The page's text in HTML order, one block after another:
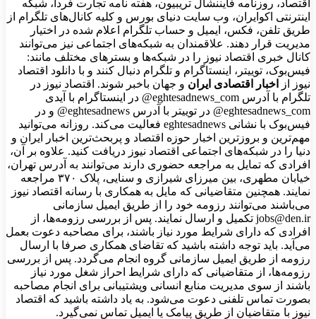
اقتصاد، روزنامه فایننشال تریبیون، هفته نامه تجارت فردا، شبکه
اینترنتی اکوایران، وب سایت دنیای بورس و کلیه کانال‌های تلگرام از
طریق تلفن، فکس، ایمیل و حساب تلگرام اعلام شده در اختیار
مدیریت قرار دهند. علاقمندان به شبکه‎‌های اجتماعی نیز می‌توانند
کانال خبری اقتصاد نیوز را در شبکه‌ها و بسترهای مختلف مانند:
فیس‌بوک، توییتر، اینستاگرام و تلگرام دنبال کنند و با دانلود اقتصاد
نیوز از
اخبار اقتصادی ایران و جهان باخبر شوند. اقتصاد نیوز در
تلگرام با آدرس eghtesadnews_com@ در اینستاگرام با آیدی
eghtesadnews_com@ در توییتر با آدرس eghtesadnews@ و در
فیس‌بوک با نشانی eghtesadnews فعالیت می‌کند. روزانه می‌توانید
مهم‌ترین و بروزترین اخبار حوزه اقتصاد و پربحث‌ترین اخبار ایران و
دنیا را در شبکه‌های اجتماعی اقتصاد نیوز دریافت کنید. علاوه بر آن،
افرادی که تمایل به مراجعه حضوری دارند می‌توانند به آدرس تهران،
خیابان مطهری، بین میرزای شیرازی و سنایی، پلاک ۳۷۰ مراجعه
نمایند. همچنین متقاضیانی که مایل به همکاری با رسانه‌ اقتصاد نیوز
می‌باشند می‌توانند رزومه خود را از طریق ایمیل سازمانی
jobs@den.ir تکمیل و ارسال نمایند. پس از بررسی رزومه‌ها، از
افرادی که دارای شرایط مورد نیاز باشند، برای مصاحبه دعوت بعمل
می‌آید. باید توجه داشته باشید که تقاضای همکاری صرفا با ارسال
رزومه از طریق ایمیل سازمانی گروه انجام می‌گردد. پس از بررسی
رزومه‌ها، از متقاضیانی که دارای شرایط احراز شغل مورد نیاز
باشند از سوی مدیریت منابع انسانی وپشتیبانی برای انجام مصاحبه
بصورت تماس تلفنی دعوت می‌شود. به یاد داشته باشید که اقتصاد
نیوز با متقاضیان از طریق پیامک یا ایمیل تماس نمی‌گیرد.